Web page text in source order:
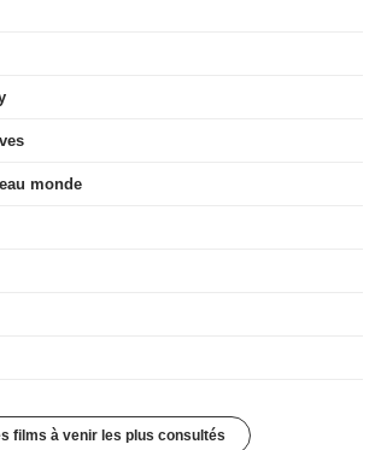
monde
films à venir les plus consultés